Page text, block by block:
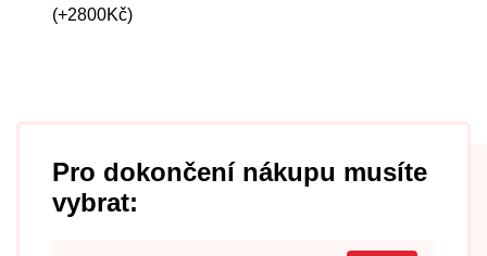
(+2800Kč)
Pro dokončení nákupu musíte
vybrat: